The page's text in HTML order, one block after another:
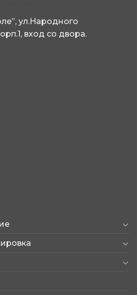
ул.Народного
вход со двора.